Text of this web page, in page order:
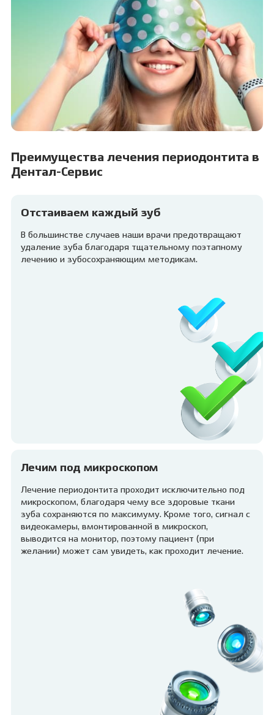
Преимущества лечения периодонтита в
Дентал-Сервис
Отстаиваем каждый зуб
В большинстве случаев наши врачи предотвращают
удаление зуба благодаря тщательному поэтапному
лечению и зубосохраняющим методикам.
Лечим под микроскопом
Лечение периодонтита проходит исключительно под
микроскопом, благодаря чему все здоровые ткани
зуба сохраняются по максимуму. Кроме того, сигнал с
видеокамеры, вмонтированной в микроскоп,
выводится на монитор, поэтому пациент (при
желании) может сам увидеть, как проходит лечение.